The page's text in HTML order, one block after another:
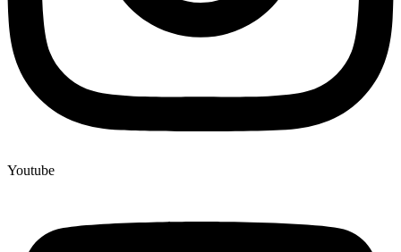
Youtube